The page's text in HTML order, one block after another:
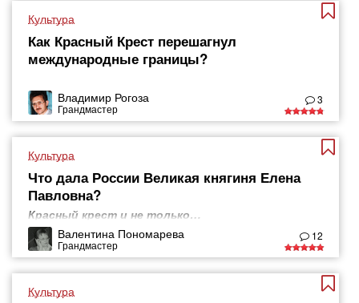
Культура
Как Красный Крест перешагнул
международные границы?
Владимир Рогоза
Грандмастер
3
Культура
Что дала России Великая княгиня Елена
Павловна?
Красный крест и не только…
Валентина Пономарева
Грандмастер
12
Культура